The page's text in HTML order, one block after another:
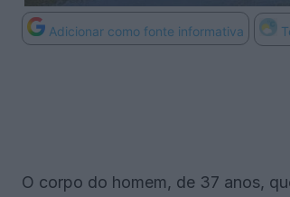
Adicionar como fonte informativa
O corpo do homem, de 37 anos,